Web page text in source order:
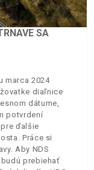
SA
marca 2024
diaľnice
dátume,
potvrdení
ďalšie
Práce si
Aby NDS
prebiehať